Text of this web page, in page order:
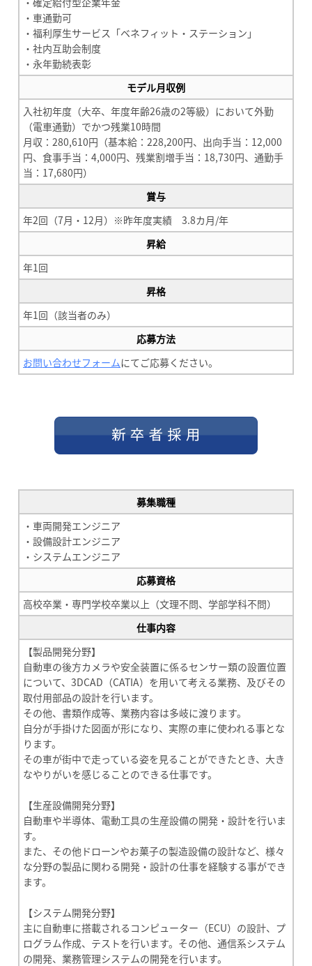
・車通勤可
・福利厚生サービス「ベネフィット・ステーション」
・社内互助会制度
・永年勤続表彰
モデル月収例
入社初年度（大卒、年度年齢26歳の2等級）において外勤
（電車通勤）でかつ残業10時間
月収：280,610円（基本給：228,200円、出向手当：12,000
円、食事手当：4,000円、残業割増手当：18,730円、通勤手
当：17,680円）
賞与
年2回（7月・12月）※昨年度実績 3.8カ月/年
昇給
年1回
昇格
年1回（該当者のみ）
応募方法
お問い合わせフォームにてご応募ください。
募集職種
・車両開発エンジニア
・設備設計エンジニア
・システムエンジニア
応募資格
高校卒業・専門学校卒業以上（文理不問、学部学科不問）
仕事内容
【製品開発分野】
自動車の後方カメラや安全装置に係るセンサー類の設置位置
について、3DCAD（CATIA）を用いて考える業務、及びその
取付用部品の設計を行います。
その他、書類作成等、業務内容は多岐に渡ります。
自分が手掛けた図面が形になり、実際の車に使われる事とな
ります。
その車が街中で走っている姿を見ることができたとき、大き
なやりがいを感じることのできる仕事です。
【生産設備開発分野】
自動車や半導体、電動工具の生産設備の開発・設計を行いま
す。
また、その他ドローンやお菓子の製造設備の設計など、様々
な分野の製品に関わる開発・設計の仕事を経験する事ができ
ます。
【システム開発分野】
主に自動車に搭載されるコンピューター（ECU）の設計、プ
ログラム作成、テストを行います。その他、通信系システム
の開発、業務管理システムの開発を行います。